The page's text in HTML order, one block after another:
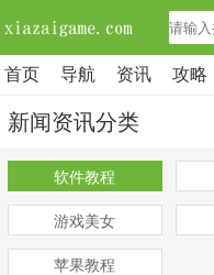
首页 导航 资讯 攻略
新闻资讯分类
软件教程
游戏美女
苹果教程